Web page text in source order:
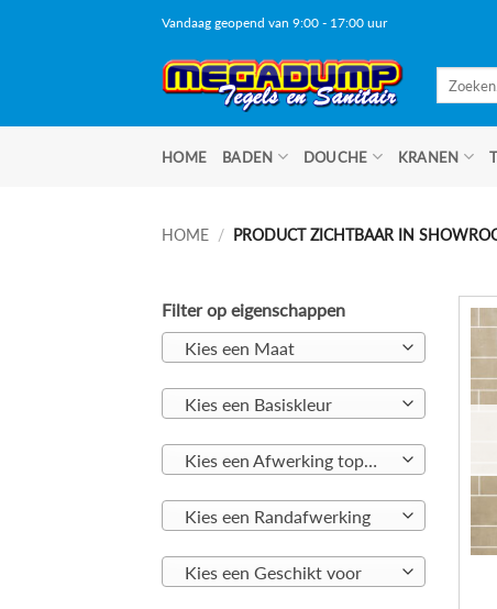
Vandaag geopend van 9:00 - 17:00 uur
HOME BADEN DOUCHE KRANEN
HOME / PRODUCT ZICHTBAAR IN
Filter op eigenschappen
Kies een Maat
Kies een Basiskleur
Kies een Afwerking toplaag
Kies een Randafwerking
Kies een Geschikt voor